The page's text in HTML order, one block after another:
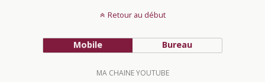
Retour au début
Mobile Bureau
MA CHAINE YOUTUBE